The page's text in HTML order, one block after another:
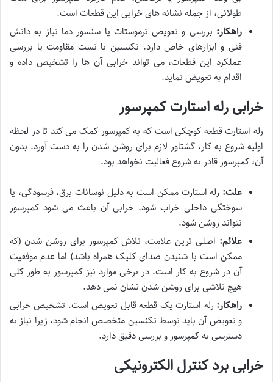
طولانی، از جمله نشانه های خرابی این قطعات است.
راهکار: بررسی و تعویض ترموستات یا سنسور دما نیاز به دانش
فنی و ابزارهای خاص دارد. تکنسین با تست مقاومت یا بررسی
عملکرد این قطعات، می تواند خرابی آن ها را تشخیص داده و
اقدام به تعویض نماید.
خرابی رله استارت کمپرسور
رله استارت قطعه کوچکی است که به کمپرسور کمک می کند تا در لحظه
اولیه شروع به کار، گشتاور لازم برای روشن شدن را به دست آورد. بدون
آن، کمپرسور قادر به شروع فعالیت نخواهد بود.
علت: رله استارت ممکن است به دلیل نوسانات برق، فرسودگی، یا
سوختگی داخلی خراب شود. خرابی آن باعث می شود کمپرسور
نتواند روشن شود.
علائم: اصلی ترین علامت، تلاش کمپرسور برای روشن شدن (که
ممکن است با شنیدن صدای کلیک همراه باشد) اما عدم موفقیت
آن در شروع به کار است. در برخی موارد نیز کمپرسور به طور کلی
هیچ تلاشی برای روشن شدن نشان نمی دهد.
راهکار: رله استارت یک قطعه قابل تعویض است. تشخیص خرابی
و تعویض آن باید توسط تکنسین متخصص انجام شود، زیرا نیاز به
دسترسی به کمپرسور و بررسی دقیق دارد.
خرابی برد کنترل الکترونیکی